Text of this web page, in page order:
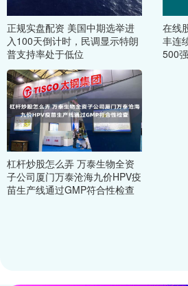
正规实盘配资 美国中期选举进
入100天倒计时，民调显示特朗
普支持率处于低位
在线
丰连
500强
杠杆炒股怎么弄 万泰生物全资
子公司厦门万泰沧海九价HPV疫
苗生产线通过GMP符合性检查